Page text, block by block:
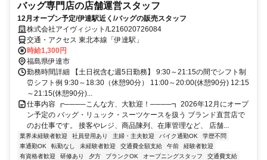
バッグ専門店の店舗運営スタッフ
12月オープン予定/伊達駅近く/バッグの販売スタッフ
株式会社アイヴィジット/L216020726084
交通・アクセス 東北本線「伊達駅」
時給1,300円
福島県伊達市
勤務時間詳細 【土日祝含む週5日勤務】 9:30～21:15の間でシフト制
⏰シフト例 9:30～18:30（休憩90分） 11:00～20:00(休憩90分) 12:15
～21:15(休憩90分)...
仕事内容 ┏────こんな方、大歓迎！────┓ 2026年12月にオープ
ン予定の バッグ・リュック・スーツケースを扱う ブランド直営店で
のお仕事です。 接客やレジ、商品陳列、在庫管理など、 店舗...
業界未経験者歓迎 社員登用あり 主婦・主夫歓迎 バイク通勤OK
学歴不問
車通勤OK
転勤なし 未経験者歓迎 交通費全額支給 午前
経験者歓迎
有資格者歓迎
研修あり 夕方 ブランクOK オープニングスタッフ
交通費支給